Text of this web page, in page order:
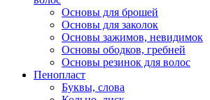
Основы для брошей
Основы для заколок
Основы зажимов, невидимок
Основы ободков, гребней
Основы резинок для волос
Пенопласт
Буквы, слова